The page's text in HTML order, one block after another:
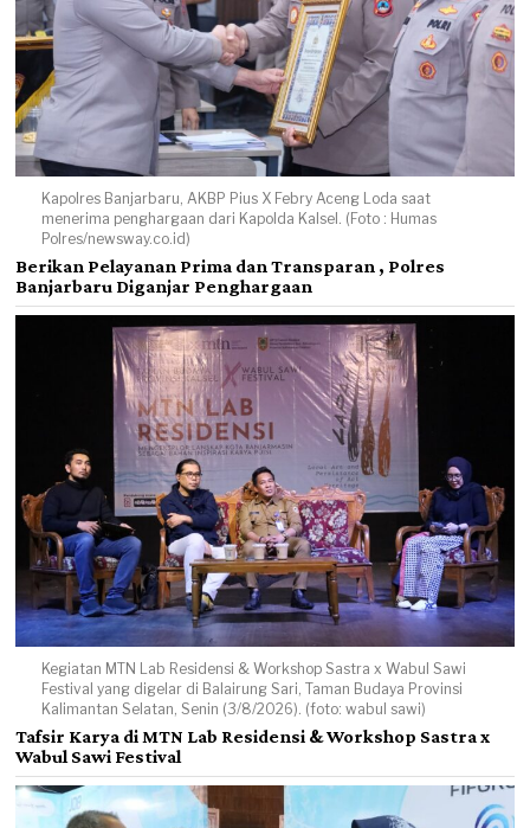
Kapolres Banjarbaru, AKBP Pius X Febry Aceng Loda saat
menerima penghargaan dari Kapolda Kalsel. (Foto : Humas
Polres/newsway.co.id)
Berikan Pelayanan Prima dan Transparan , Polres
Banjarbaru Diganjar Penghargaan
Kegiatan MTN Lab Residensi & Workshop Sastra x Wabul Sawi
Festival yang digelar di Balairung Sari, Taman Budaya Provinsi
Kalimantan Selatan, Senin (3/8/2026). (foto: wabul sawi)
Tafsir Karya di MTN Lab Residensi & Workshop Sastra x
Wabul Sawi Festival